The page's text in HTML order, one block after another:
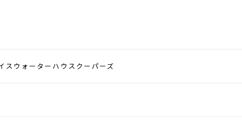
スウォーターハウスクーパーズ